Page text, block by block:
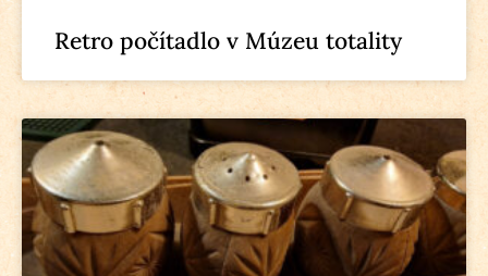
Retro počítadlo v Múzeu totality